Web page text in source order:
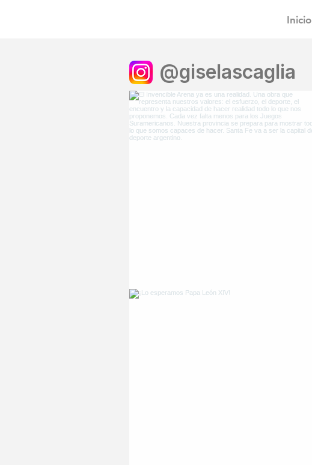
Inicio
@giselascaglia